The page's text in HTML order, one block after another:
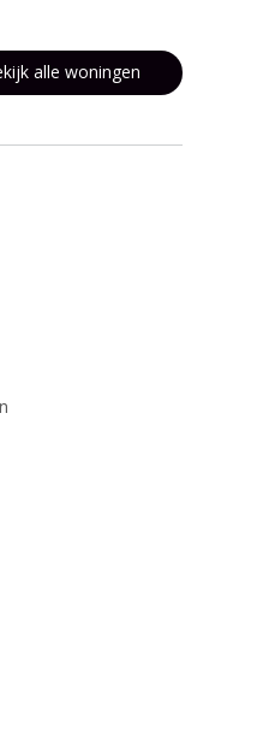
alle woningen